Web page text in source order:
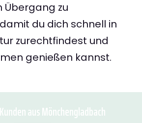
Übergang zu
du dich schnell in
zurechtfindest und
genießen kannst.
aus Mönchengladbach